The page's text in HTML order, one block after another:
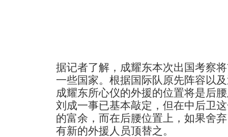
据记者了解，成耀东本次出国考察
一些国家。根据国际队原先阵容以
成耀东所心仪的外援的位置将是后
刘成一事已基本敲定，但在中后卫
的富余，而在后腰位置上，如果舍
有新的外援人员顶替之。